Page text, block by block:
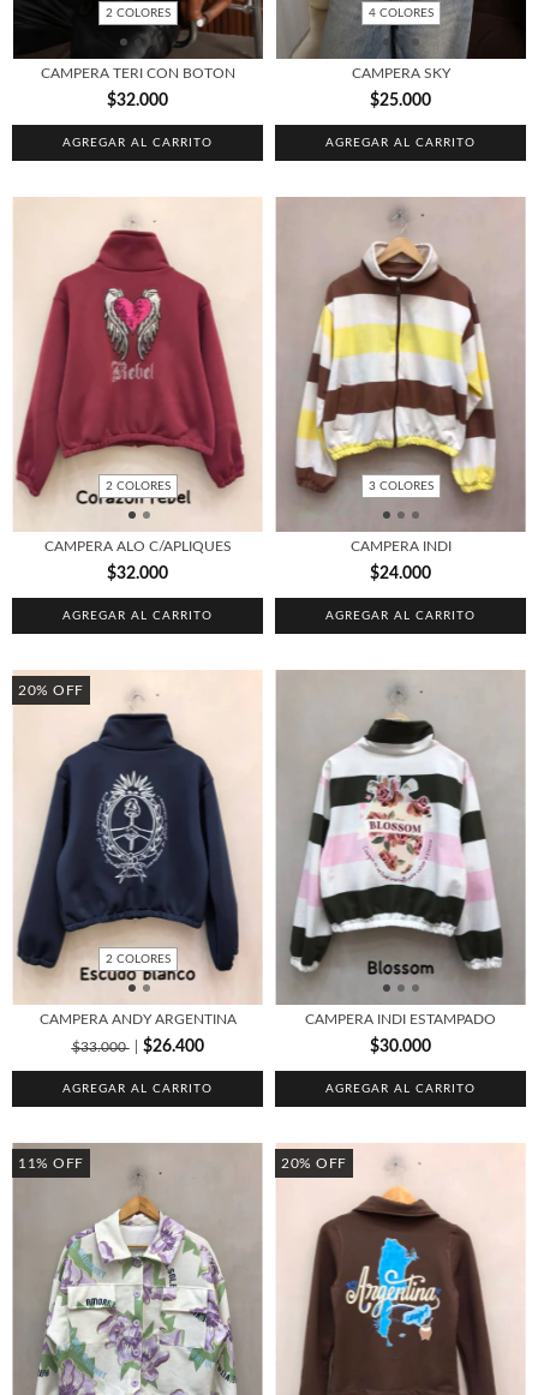
2 COLORES
CAMPERA TERI CON BOTON
$32.000
AGREGAR AL CARRITO
4 COLORES
CAMPERA SKY
$25.000
AGREGAR AL CARRITO
2 COLORES
CAMPERA ALO C/APLIQUES
$32.000
AGREGAR AL CARRITO
3 COLORES
CAMPERA INDI
$24.000
AGREGAR AL CARRITO
20% OFF
2 COLORES
CAMPERA ANDY ARGENTINA
$33.000
$26.400
AGREGAR AL CARRITO
CAMPERA INDI ESTAMPADO
$30.000
AGREGAR AL CARRITO
11% OFF 20% OFF